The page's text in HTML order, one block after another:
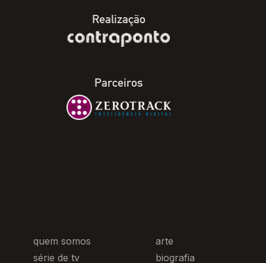
Realização
Parceiros
quem somos
série de tv
arte
biografia